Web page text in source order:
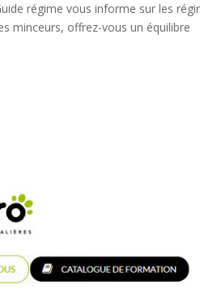
régime vous informe sur les
minceurs, offrez-vous un équilibre